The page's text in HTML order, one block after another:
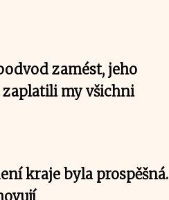
zamést, jeho
my všichni
kraje byla prospěšná.